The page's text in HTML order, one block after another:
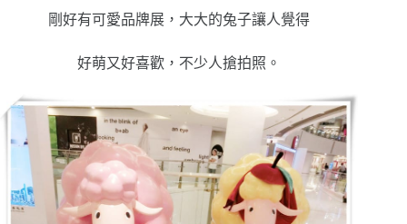
剛好有可愛品牌展，大大的兔子讓人覺得
好萌又好喜歡，不少人搶拍照。